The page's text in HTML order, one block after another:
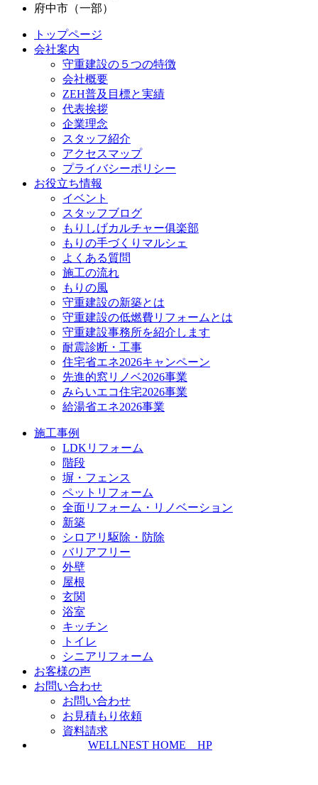
府中市（一部）
トップページ
会社案内
守重建設の５つの特徴
会社概要
ZEH普及目標と実績
代表挨拶
企業理念
スタッフ紹介
アクセスマップ
プライバシーポリシー
お役立ち情報
イベント
スタッフブログ
もりしげカルチャー俱楽部
もりの手づくりマルシェ
よくある質問
施工の流れ
もりの風
守重建設の新築とは
守重建設の低燃費リフォームとは
守重建設事務所を紹介します
耐震診断・工事
住宅省エネ2026キャンペーン
先進的窓リノベ2026事業
みらいエコ住宅2026事業
給湯省エネ2026事業
施工事例
LDKリフォーム
階段
塀・フェンス
ペットリフォーム
全面リフォーム・リノベーション
新築
シロアリ駆除・防除
バリアフリー
外壁
屋根
玄関
浴室
キッチン
トイレ
シニアリフォーム
お客様の声
お問い合わせ
お問い合わせ
お見積もり依頼
資料請求
WELLNEST HOME HP